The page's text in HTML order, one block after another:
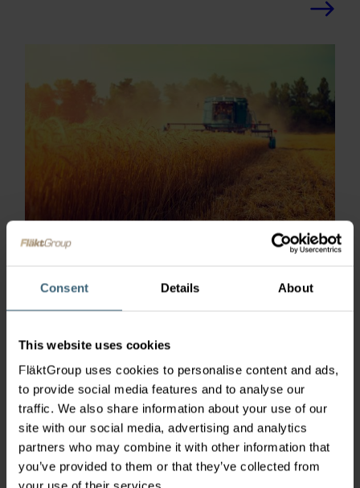
Consent Details About
This website uses cookies
FläktGroup uses cookies to personalise content and ads,
to provide social media features and to analyse our
traffic. We also share information about your use of our
site with our social media, advertising and analytics
partners who may combine it with other information that
you’ve provided to them or that they’ve collected from
Agriculture & Alimentaire
Des solutions sur-mesure et ciblées appliquées aux
congélation, refroidissement, déshumidification et
ventilation des installations pour bétail.